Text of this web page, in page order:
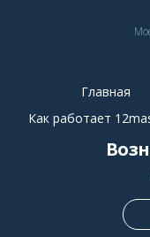
Главная
Как работает